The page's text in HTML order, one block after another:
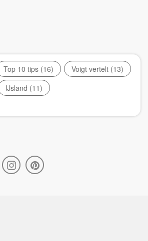
Top 10 tips (16) Voigt vertelt (13)
IJsland (11)